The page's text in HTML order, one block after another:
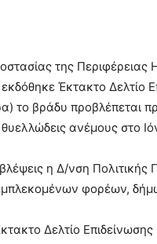
της Περιφέρειας
Έκτακτο Δελτίο
το βράδυ προβλέπεται
ανέμους στο
η Δ/νση Πολιτικής
φορέων,
Δελτίο